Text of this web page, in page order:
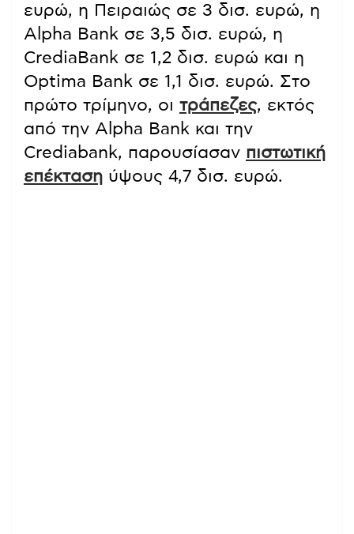
ευρώ, η Πειραιώς σε 3 δισ. ευρώ, η
Alpha Bank σε 3,5 δισ. ευρώ, η
CrediaBank σε 1,2 δισ. ευρώ και η
Optima Bank σε 1,1 δισ. ευρώ. Στο
πρώτο τρίμηνο, οι τράπεζες, εκτός
από την Alpha Bank και την
Crediabank, παρουσίασαν πιστωτική
επέκταση ύψους 4,7 δισ. ευρώ.